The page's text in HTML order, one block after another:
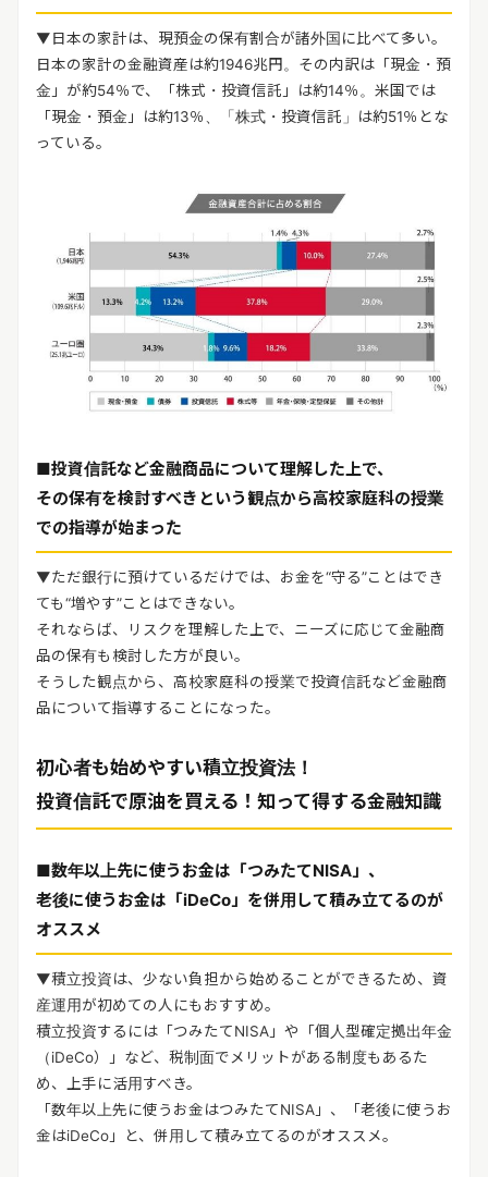
▼日本の家計は、現預金の保有割合が諸外国に比べて多い。
日本の家計の金融資産は約1946兆円。その内訳は「現金・預
金」が約54％で、「株式・投資信託」は約14％。米国では
「現金・預金」は約13％、「株式・投資信託」は約51％とな
っている。
■投資信託など金融商品について理解した上で、
その保有を検討すべきという観点から高校家庭科の授業
での指導が始まった
▼ただ銀行に預けているだけでは、お金を“守る”ことはでき
ても“増やす”ことはできない。
それならば、リスクを理解した上で、ニーズに応じて金融商
品の保有も検討した方が良い。
そうした観点から、高校家庭科の授業で投資信託など金融商
品について指導することになった。
初心者も始めやすい積立投資法！
投資信託で原油を買える！知って得する金融知識
■数年以上先に使うお金は「つみたてNISA」、
老後に使うお金は「iDeCo」を併用して積み立てるのが
オススメ
▼積立投資は、少ない負担から始めることができるため、資
産運用が初めての人にもおすすめ。
積立投資するには「つみたてNISA」や「個人型確定拠出年金
（iDeCo）」など、税制面でメリットがある制度もあるた
め、上手に活用すべき。
「数年以上先に使うお金はつみたてNISA」、「老後に使うお
金はiDeCo」と、併用して積み立てるのがオススメ。